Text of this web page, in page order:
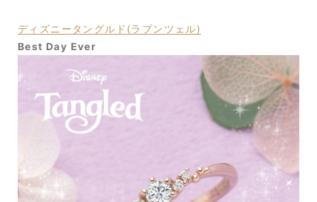
ディズニータングルド(ラプンツェル)
Best Day Ever